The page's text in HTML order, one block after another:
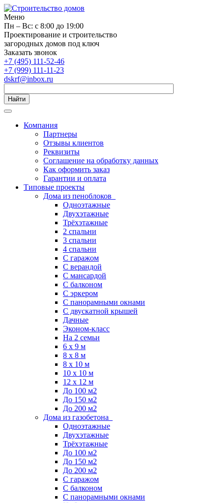
Меню
Пн – Вс: с 8:00 до 19:00
Проектирование и строительство
загородных домов под ключ
Заказать звонок
+7 (495) 111-52-46
+7 (999) 111-11-23
dskrf@inbox.ru
Найти
Компания
Партнеры
Отзывы клиентов
Реквизиты
Соглашение на обработку данных
Как оформить заказ
Гарантии и оплата
Типовые проекты
Дома из пеноблоков
Одноэтажные
Двухэтажные
Трёхэтажные
2 спальни
3 спальни
4 спальни
С гаражом
С верандой
С мансардой
С балконом
C эркером
С панорамными окнами
С двускатной крышей
Дачные
Эконом-класс
На 2 семьи
6 x 9 м
8 x 8 м
8 x 10 м
10 x 10 м
12 x 12 м
До 100 м2
До 150 м2
До 200 м2
Дома из газобетона
Одноэтажные
Двухэтажные
Трёхэтажные
До 100 м2
До 150 м2
До 200 м2
С гаражом
С балконом
С панорамными окнами